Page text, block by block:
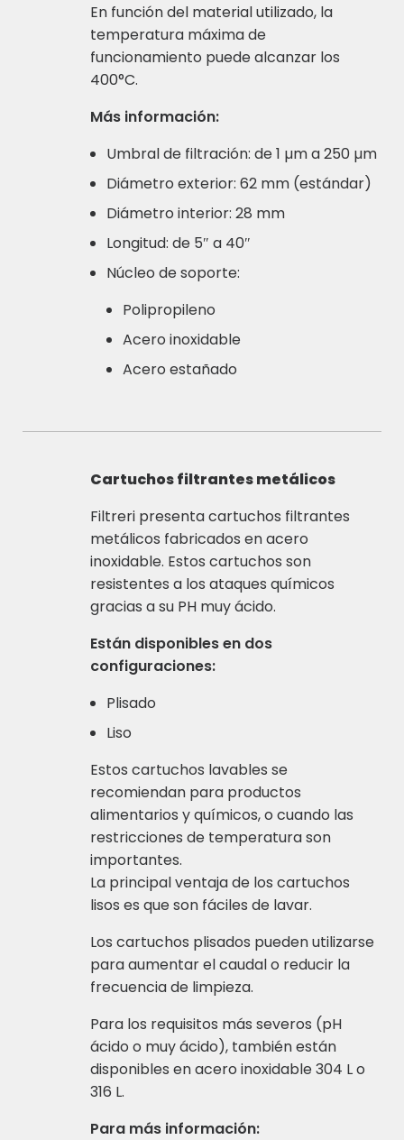
En función del material utilizado, la
temperatura máxima de
funcionamiento puede alcanzar los
400°C.
Más información:
Umbral de filtración: de 1 µm a 250 µm
Diámetro exterior: 62 mm (estándar)
Diámetro interior: 28 mm
Longitud: de 5″ a 40″
Núcleo de soporte:
Polipropileno
Acero inoxidable
Acero estañado
Cartuchos filtrantes metálicos
Filtreri presenta cartuchos filtrantes
metálicos fabricados en acero
inoxidable. Estos cartuchos son
resistentes a los ataques químicos
gracias a su PH muy ácido.
Están disponibles en dos
configuraciones:
Plisado
Liso
Estos cartuchos lavables se
recomiendan para productos
alimentarios y químicos, o cuando las
restricciones de temperatura son
importantes.
La principal ventaja de los cartuchos
lisos es que son fáciles de lavar.
Los cartuchos plisados pueden utilizarse
para aumentar el caudal o reducir la
frecuencia de limpieza.
Para los requisitos más severos (pH
ácido o muy ácido), también están
disponibles en acero inoxidable 304 L o
316 L.
Para más información: